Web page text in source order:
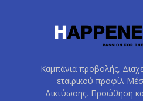
Καμπάνια προβολής,
εταιρικού προφίλ
Δικτύωσης, Προώθηση